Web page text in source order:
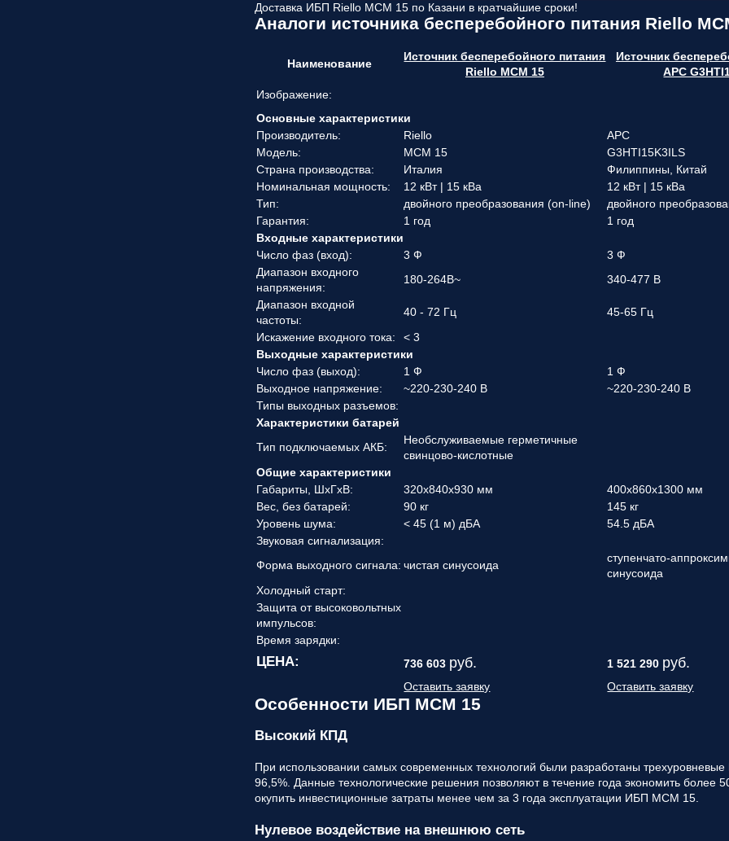
Доставка ИБП Riello MCM 15 по Казани в кратчайшие сроки!
Аналоги источника бесперебойного питания Riello
Наименование
Источник бесперебойного питания
Riello MCM 15
Источник
APC
Изображение:
Основные характеристики
Производитель:
Riello APC
Модель:
MCM 15 G3HTI15K3ILS
Страна производства:
Италия Филиппины, Китай
Номинальная мощность:
12 кВт | 15 кВа 12 кВт | 15 кВа
Тип:
двойного преобразования (on-line) двойного
Гарантия:
1 год
1 год
Входные характеристики
Число фаз (вход):
3 Ф 3 Ф
Диапазон входного
напряжения:
180-264В~ 340-477 В
Диапазон входной
частоты:
40 - 72 Гц 45-65 Гц
Искажение входного тока:
< 3
Выходные характеристики
Число фаз (выход):
1 Ф 1 Ф
Выходное напряжение:
~220-230-240 В ~220-230-240 В
Типы выходных разъемов:
Характеристики батарей
Тип подключаемых АКБ:
Необслуживаемые герметичные
свинцово-кислотные
Общие характеристики
Габариты, ШхГхВ:
320х840х930 мм 400x860x1300 мм
Вес, без батарей:
90 кг 145 кг
Уровень шума:
< 45 (1 м) дБА 54.5 дБА
Звуковая сигнализация:
Форма выходного сигнала: чистая синусоида
ступенчато-
синусоида
Холодный старт:
Защита от высоковольтных
импульсов:
Время зарядки:
ЦЕНА: 736 603 руб. 1 521 290 руб.
Оставить заявку Оставить заявку
Особенности ИБП MCM 15
Высокий КПД
При использовании самых современных технологий были разработаны
96,5%. Данные технологические решения позволяют в течение года экономить более
окупить инвестиционные затраты менее чем за 3 года эксплуатации ИБП MCM 15.
Нулевое воздействие на внешнюю сеть